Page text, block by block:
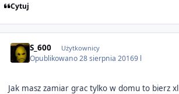
Cytuj
S_600 Użytkownicy
Opublikowano28 sierpnia 20169 l
Jak masz zamiar grac tylko w domu to bierz xl